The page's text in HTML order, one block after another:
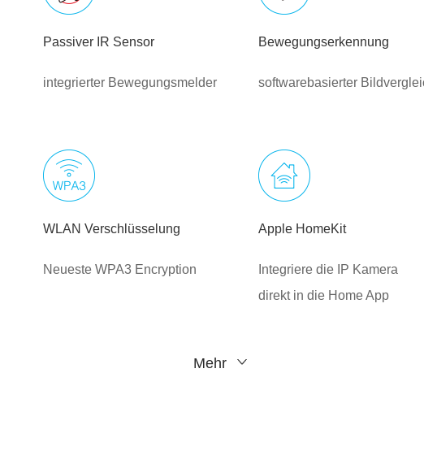
Passiver IR Sensor
integrierter Bewegungsmelder
Bewegungserkennung
softwarebasierter
WLAN Verschlüsselung
Neueste WPA3 Encryption
Apple HomeKit
Integriere die IP Kamera
direkt in die Home App
Mehr